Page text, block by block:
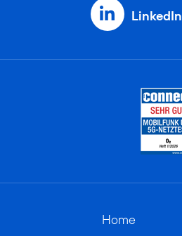
LinkedIn
Home